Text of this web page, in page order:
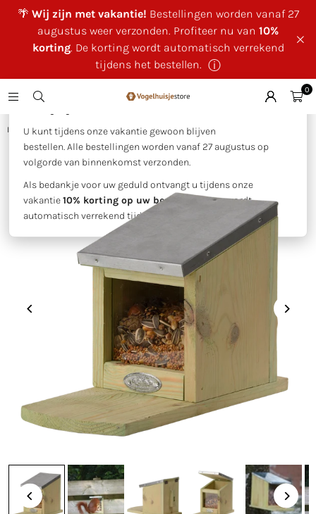
🌴 Wij zijn met vakantie! Bestellingen worden vanaf 27
augustus weer verzonden. Profiteer nu van 10%
korting. De korting wordt automatisch verrekend
tijdens het bestellen. ⓘ
×
U kunt tijdens onze vakantie gewoon blijven
bestellen. Alle bestellingen worden vanaf 27 augustus op
volgorde van binnenkomst verzonden.
Als bedankje voor uw geduld ontvangt u tijdens onze
vakantie10% korting op uw bestelling
. Deze wordt
automatisch verrekend tijdens het bestellen.
0
Huis Eekhoorns | Eekhoornvoederhuis